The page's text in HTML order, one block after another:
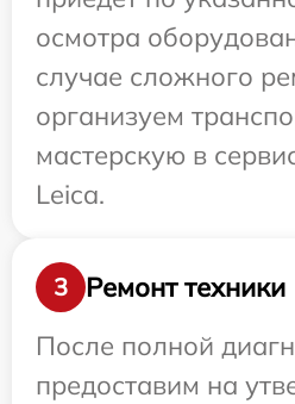
осмотра
случае сложного
организуем
мастерскую в
Leica.
3
Ремонт техники
После полной
предоставим на